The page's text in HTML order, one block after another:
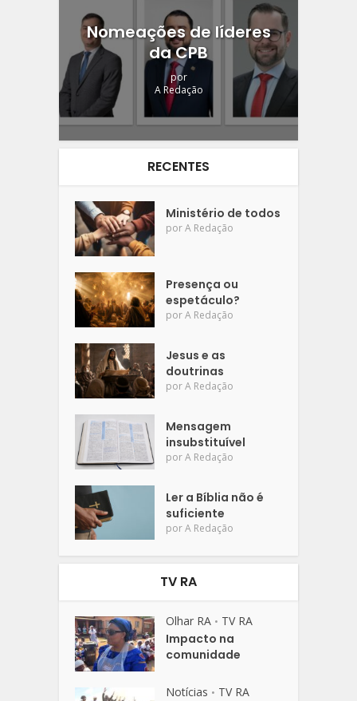
Nomeações de líderes
da CPB
por
A Redação
RECENTES
Ministério de todos
porA Redação
Presença ou
espetáculo?
porA Redação
Jesus e as
doutrinas
porA Redação
Mensagem
insubstituível
porA Redação
Ler a Bíblia não é
suficiente
porA Redação
TV RA
Olhar RA • TV RA
Impacto na
comunidade
Notícias • TV RA